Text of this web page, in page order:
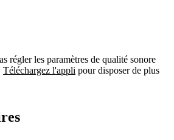
régler les paramètres de qualité sonore
Téléchargez l'appli pour disposer de plus